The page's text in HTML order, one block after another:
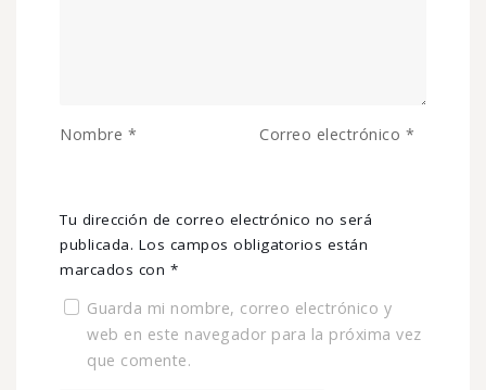
Tu dirección de correo electrónico no será
publicada. Los campos obligatorios están
marcados con *
Nombre * Correo electrónico *
Guarda mi nombre, correo electrónico y
web en este navegador para la próxima vez
que comente.